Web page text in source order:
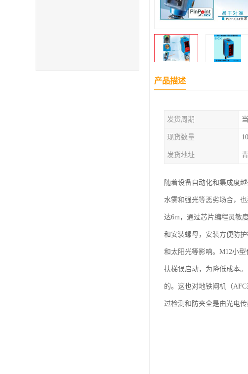
产品描述
发货周期
现货数量
发货地址
随着设备自动化和集成度
水雾和强光等恶劣场合，
达6m，通过芯片编程灵敏
和安装螺母，安装方便防
和太阳光等影响。M12小
扶梯误启动，为降低成本
的。这也对地铁闸机（
过检测和防夹全是由光电传